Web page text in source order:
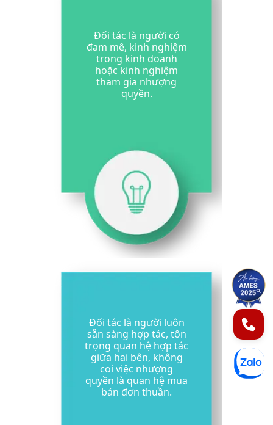
Đối tác là người có
đam mê, kinh nghiệm
trong kinh doanh
hoặc kinh nghiệm
tham gia nhượng
quyền.
Đối tác là người luôn
sẵn sàng hợp tác, tôn
trọng quan hệ hợp tác
giữa hai bên, không
coi việc nhượng
quyền là quan hệ mua
bán đơn thuần.